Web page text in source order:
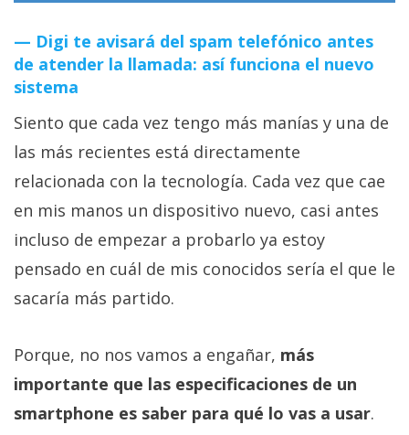
Digi te avisará del spam telefónico antes
de atender la llamada: así funciona el nuevo
sistema
Siento que cada vez tengo más manías y una de
las más recientes está directamente
relacionada con la tecnología. Cada vez que cae
en mis manos un dispositivo nuevo, casi antes
incluso de empezar a probarlo ya estoy
pensado en cuál de mis conocidos sería el que le
sacaría más partido.
Porque, no nos vamos a engañar, más
importante que las especificaciones de un
smartphone es saber para qué lo vas a usar.